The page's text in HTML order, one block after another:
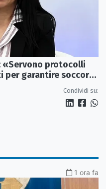
«Servono protocolli
per garantire soccorsi
Condividi su:
1 ora fa